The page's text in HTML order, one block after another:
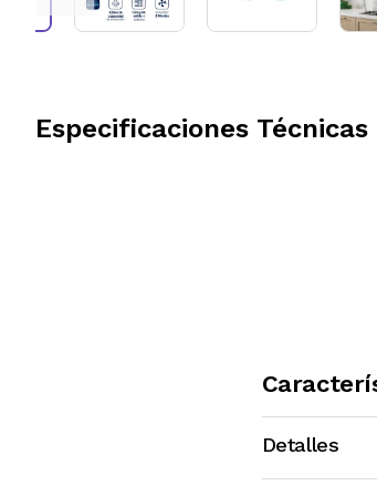
Especificaciones Técnicas
Detalles